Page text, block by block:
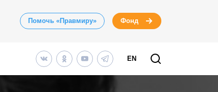
Помочь «Правмиру» Фонд
EN